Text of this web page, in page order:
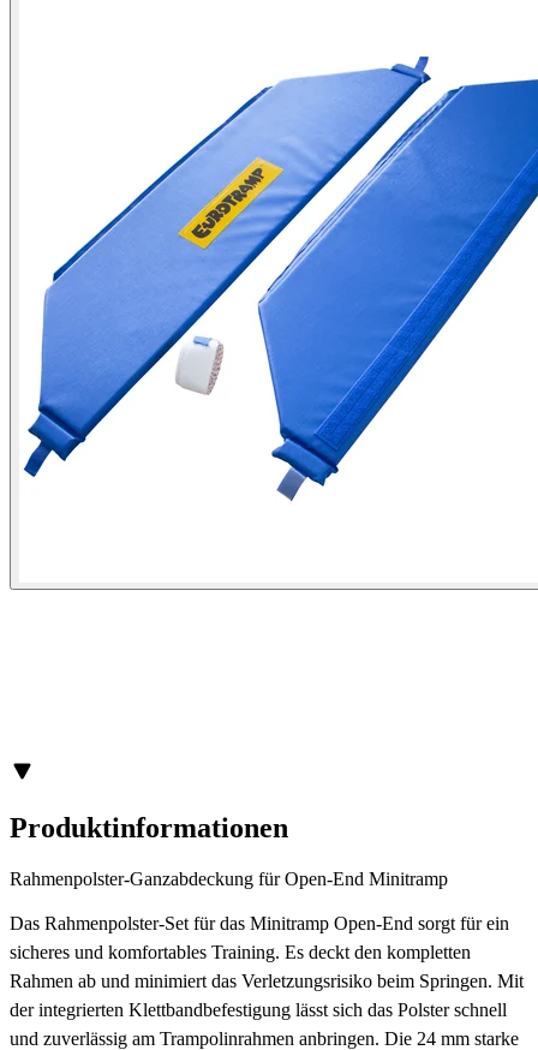
Produktinformationen
Rahmenpolster-Ganzabdeckung für Open-End Minitramp
Das Rahmenpolster-Set für das Minitramp Open-End sorgt für ein
sicheres und komfortables Training. Es deckt den kompletten
Rahmen ab und minimiert das Verletzungsrisiko beim Springen. Mit
der integrierten Klettbandbefestigung lässt sich das Polster schnell
und zuverlässig am Trampolinrahmen anbringen. Die 24 mm starke